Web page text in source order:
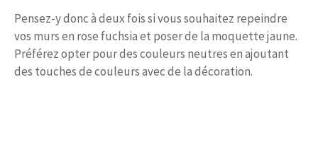
Pensez-y donc à deux fois si vous souhaitez repeindre
vos murs en rose fuchsia et poser de la moquette jaune.
Préférez opter pour des couleurs neutres en ajoutant
des touches de couleurs avec de la décoration.